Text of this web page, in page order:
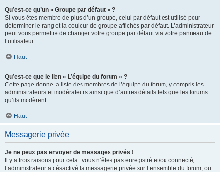
Qu’est-ce qu’un « Groupe par défaut » ?
Si vous êtes membre de plus d’un groupe, celui par défaut est utilisé pour
déterminer le rang et la couleur de groupe affichés par défaut. L’administrateur
peut vous permettre de changer votre groupe par défaut via votre panneau de
l’utilisateur.
Haut
Qu’est-ce que le lien « L’équipe du forum » ?
Cette page donne la liste des membres de l’équipe du forum, y compris les
administrateurs et modérateurs ainsi que d’autres détails tels que les forums
qu’ils modèrent.
Haut
Messagerie privée
Je ne peux pas envoyer de messages privés !
Il y a trois raisons pour cela : vous n’êtes pas enregistré et/ou connecté,
l’administrateur a désactivé la messagerie privée sur l’ensemble du forum, ou